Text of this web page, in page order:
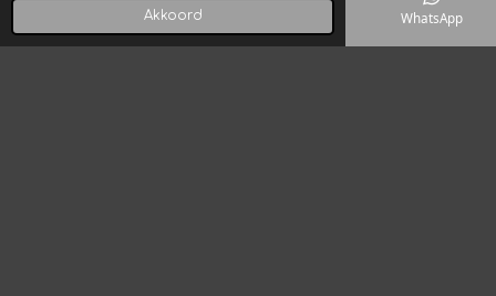
Akkoord
Telefoonnummer WhatsApp